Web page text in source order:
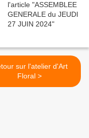
sur l'atelier d'Art
Floral >